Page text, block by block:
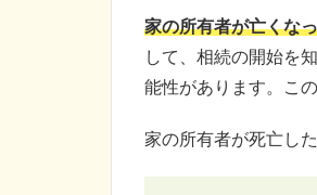
家の所有者が亡くな
して、相続の開始を
能性があります。こ
家の所有者が死亡し